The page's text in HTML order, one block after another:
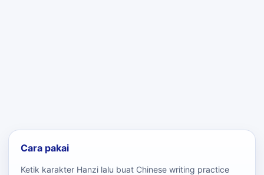
Cara pakai
Ketik karakter Hanzi lalu buat Chinese writing practice